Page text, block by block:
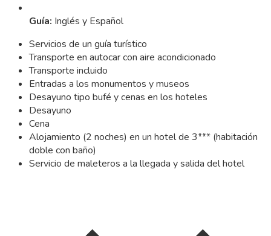
Guía: Inglés y Español
Servicios de un guía turístico
Transporte en autocar con aire acondicionado
Transporte incluido
Entradas a los monumentos y museos
Desayuno tipo bufé y cenas en los hoteles
Desayuno
Cena
Alojamiento (2 noches) en un hotel de 3*** (habitación
doble con baño)
Servicio de maleteros a la llegada y salida del hotel